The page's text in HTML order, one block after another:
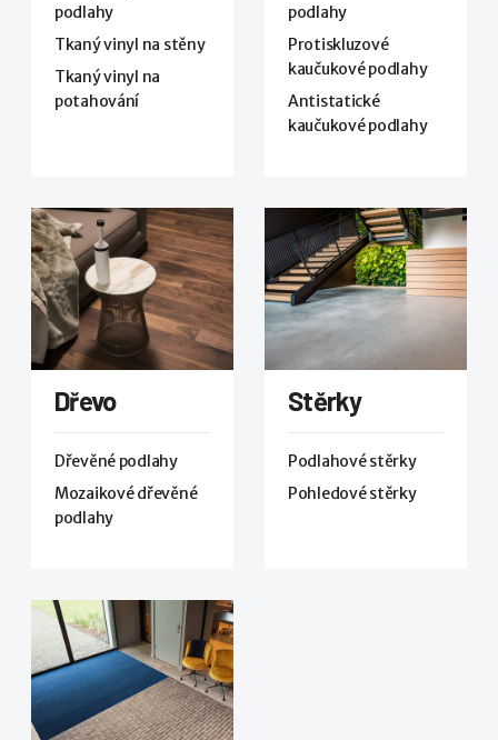
podlahy
Tkaný vinyl na stěny
Tkaný vinyl na
potahování
podlahy
Protiskluzové
kaučukové podlahy
Antistatické
kaučukové podlahy
Dřevo
Dřevěné podlahy
Mozaikové dřevěné
podlahy
Stěrky
Podlahové stěrky
Pohledové stěrky